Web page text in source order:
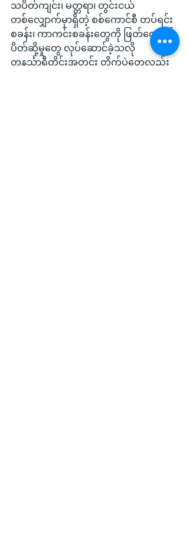
သပိတ်ကျင်း၊ မတ္တရာ၊ တွင်းငယ်
တစ်လျှောက်မှာရှိတဲ့ စစ်ကောင်စီ တပ်ရင်း
စခန်း၊ ကာကင်းစခန်းတွေကို ဖြတ်တောက်
ပိတ်ဆို့မှုတွေ လုပ်ဆောင်ခဲ့သလို
တနင်္သာရီတိုင်းအတွင်း တိုက်ပွဲတွေလည်း